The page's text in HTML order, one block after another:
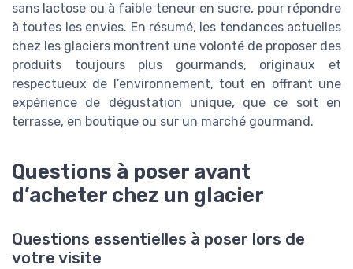
sans lactose ou à faible teneur en sucre, pour répondre
à toutes les envies. En résumé, les tendances actuelles
chez les glaciers montrent une volonté de proposer des
produits toujours plus gourmands, originaux et
respectueux de l’environnement, tout en offrant une
expérience de dégustation unique, que ce soit en
terrasse, en boutique ou sur un marché gourmand.
Questions à poser avant
d’acheter chez un glacier
Questions essentielles à poser lors de
votre visite